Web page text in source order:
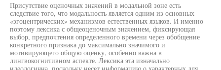
Присутствие оценочных значений в модальной зоне есть
следствие того, что модальность является одним из основных
«эгоцентрических» механизмов естественных языков. И именно
поэтому лексика с общеоценочным значением, фиксирующая
выбор, предпочтения определенного времени через обобщение
конкретного признака до максимально значимого и
мотивирующего общую оценку, особенно важна в
лингвокогнитивном аспекте. Лексика эта изначально